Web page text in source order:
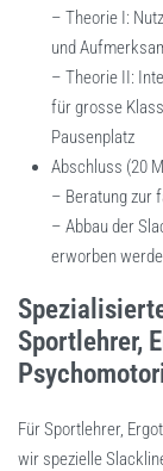
– Theorie I:
und
– Theorie II:
für grosse
Pausenplatz
Abschluss (20
– Beratung zur
– Abbau der
erworben
Sportlehrer,
Für Sportlehrer,
wir spezielle